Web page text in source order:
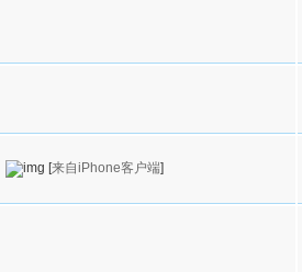
[来自iPhone客户端]